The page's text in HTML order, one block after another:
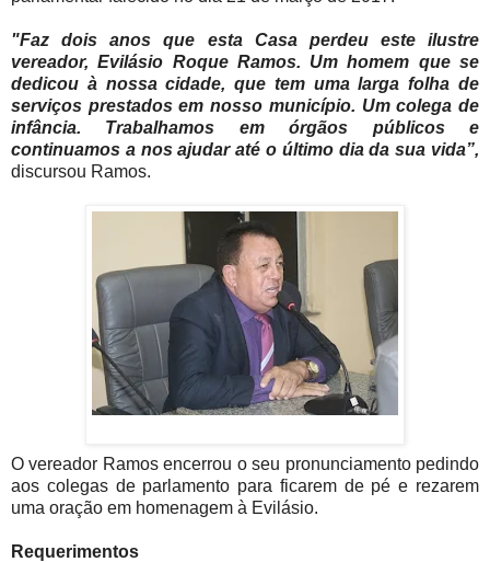
"Faz dois anos que esta Casa perdeu este ilustre
vereador, Evilásio Roque Ramos. Um homem que se
dedicou à nossa cidade, que tem uma larga folha de
serviços prestados em nosso município. Um colega de
infância. Trabalhamos em órgãos públicos e
continuamos a nos ajudar até o último dia da sua vida”,
discursou Ramos.
O vereador Ramos encerrou o seu pronunciamento pedindo
aos colegas de parlamento para ficarem de pé e rezarem
uma oração em homenagem à Evilásio.
Requerimentos